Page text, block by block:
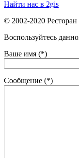
Найти нас в 2gis
© 2002-2020
Воспользуйтесь
Ваше имя (*)
Сообщение (*)